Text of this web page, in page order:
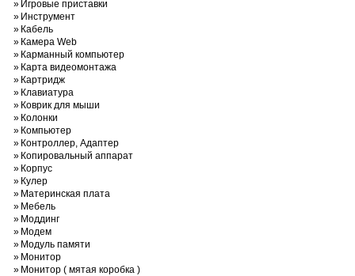
» Игровые приставки
» Инструмент
» Кабель
» Камера Web
» Карманный компьютер
» Карта видеомонтажа
» Картридж
» Клавиатура
» Коврик для мыши
» Колонки
» Компьютер
» Контроллер, Адаптер
» Копировальный аппарат
» Корпус
» Кулер
» Материнская плата
» Мебель
» Моддинг
» Модем
» Модуль памяти
» Монитор
» Монитор ( мятая коробка )